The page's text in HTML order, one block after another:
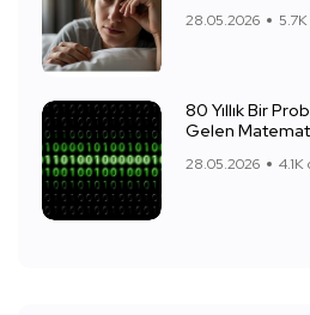
28.05.2026
80 Yıllık Bir
Gelen
28.05.2026 4.1K